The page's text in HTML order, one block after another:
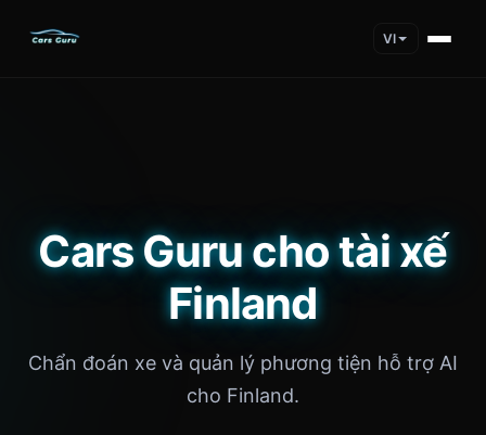
VI
Cars Guru cho tài xế
Finland
Chẩn đoán xe và quản lý phương tiện hỗ trợ AI
cho Finland.